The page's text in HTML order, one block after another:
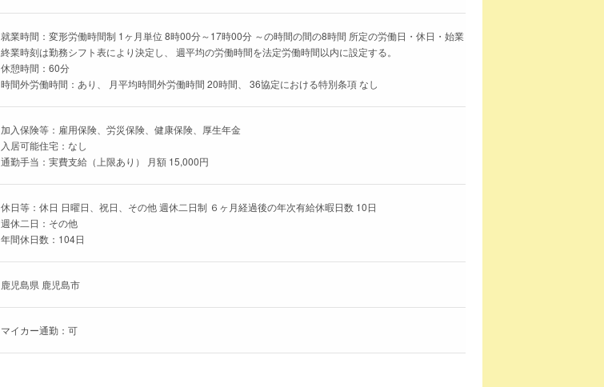
就業時間：変形労働時間制 1ヶ月単位 8時00分～17時00分 ～の時間の間の8時間 所定の労働日・休日・始業
終業時刻は勤務シフト表により決定し、 週平均の労働時間を法定労働時間以内に設定する。
休憩時間：60分
時間外労働時間：あり、 月平均時間外労働時間 20時間、 36協定における特別条項 なし
加入保険等：雇用保険、労災保険、健康保険、厚生年金
入居可能住宅：なし
通勤手当：実費支給（上限あり） 月額 15,000円
休日等：休日 日曜日、祝日、その他 週休二日制 ６ヶ月経過後の年次有給休暇日数 10日
週休二日：その他
年間休日数：104日
鹿児島県 鹿児島市
マイカー通勤：可